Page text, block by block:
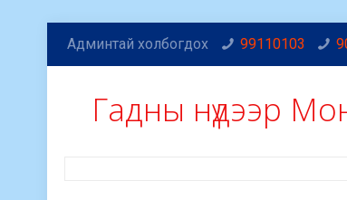
Админтай холбогдох 99110103
Гадны нүдээр